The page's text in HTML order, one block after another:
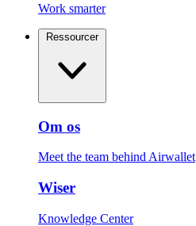
Work smarter
Ressourcer
Om os
Meet the team behind Airwallet
Wiser
Knowledge Center